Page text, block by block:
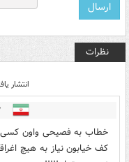
نظرات
انتشار
خطاب به فصیحی واون کسی
کف خیابون نیاز به هیچ